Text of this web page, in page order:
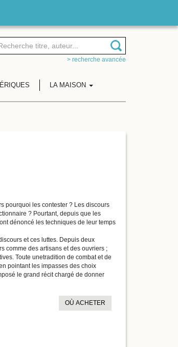
> recherche avancée
LA MAISON
pourquoi les contester ? Les discours
? Pourtant, depuis que les
dénoncé les techniques de leur temps
et ces luttes. Depuis deux
comme des artisans et des ouvriers ;
Toute unetradition de combat et de
pointant les impasses des choix
le grand récit chargé de donner
OÙ ACHETER